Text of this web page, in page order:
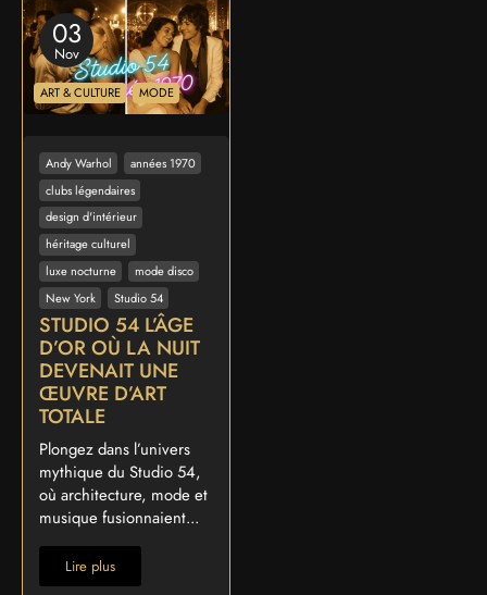
03
Nov
ART & CULTURE MODE
Andy Warhol
années 1970
clubs légendaires
design d'intérieur
héritage culturel
luxe nocturne
mode disco
New York
Studio 54
STUDIO 54 L’ÂGE
D’OR OÙ LA NUIT
DEVENAIT UNE
ŒUVRE D’ART
TOTALE
Plongez dans l’univers
mythique du Studio 54,
où architecture, mode et
musique fusionnaient...
Lire plus